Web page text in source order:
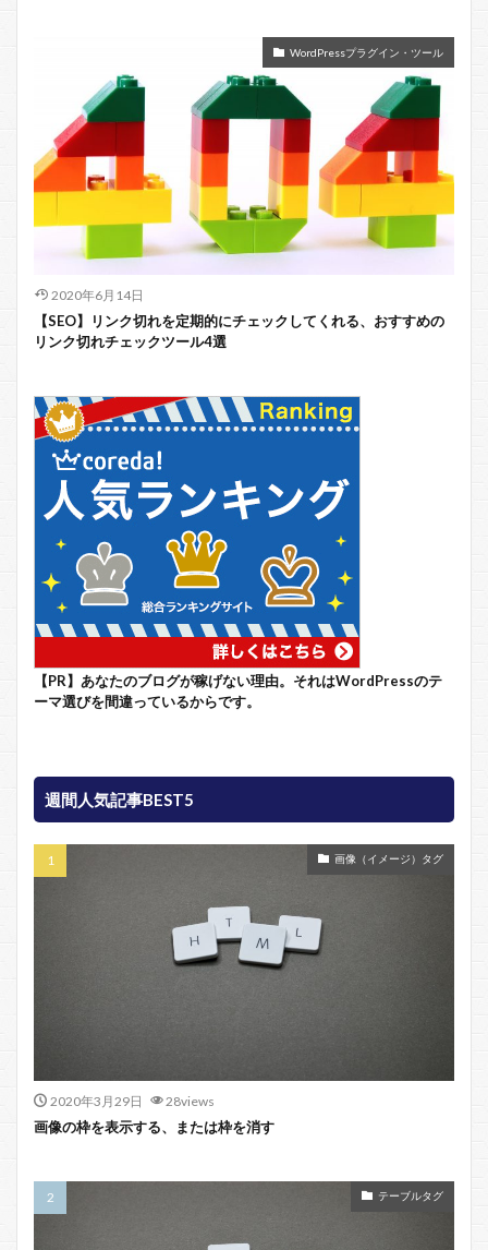
WordPressプラグイン・ツール
2020年6月14日
【SEO】リンク切れを定期的にチェックしてくれる、おすすめの
リンク切れチェックツール4選
【PR】あなたのブログが稼げない理由。それはWordPressのテ
ーマ選びを間違っているからです。
週間人気記事BEST5
画像（イメージ）タグ
2020年3月29日 28views
画像の枠を表示する、または枠を消す
テーブルタグ